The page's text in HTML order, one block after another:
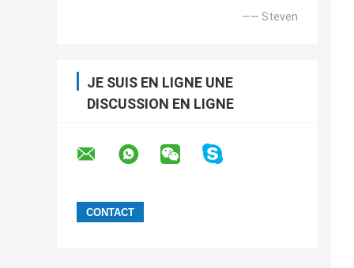
—— Steven
JE SUIS EN LIGNE UNE
DISCUSSION EN LIGNE